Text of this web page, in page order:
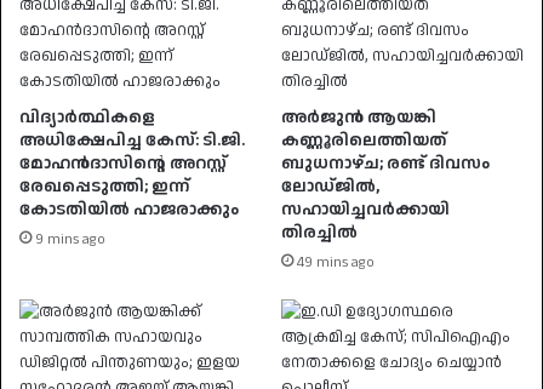
വിദ്യാർത്ഥികളെ
അധിക്ഷേപിച്ച കേസ്: ടി.ജി.
മോഹൻദാസിന്റെ അറസ്റ്റ്
രേഖപ്പെടുത്തി; ഇന്ന്
കോടതിയിൽ ഹാജരാക്കും
9 mins ago
അർജുൻ ആയങ്കി
കണ്ണൂരിലെത്തിയത്
ബുധനാഴ്ച; രണ്ട് ദിവസം
ലോഡ്ജിൽ,
സഹായിച്ചവർക്കായി
തിരച്ചിൽ
49 mins ago